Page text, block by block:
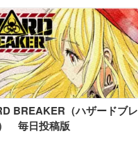
BREAKER（ハザードブレ
毎日投稿版